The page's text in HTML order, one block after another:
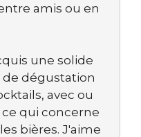
amis ou en
une solide
dégustation
avec ou
ce qui concerne
bières. J'aime